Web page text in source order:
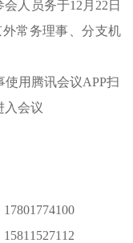
人员务于12月22日
外常务理事、分支机
用腾讯会议APP扫
入会议